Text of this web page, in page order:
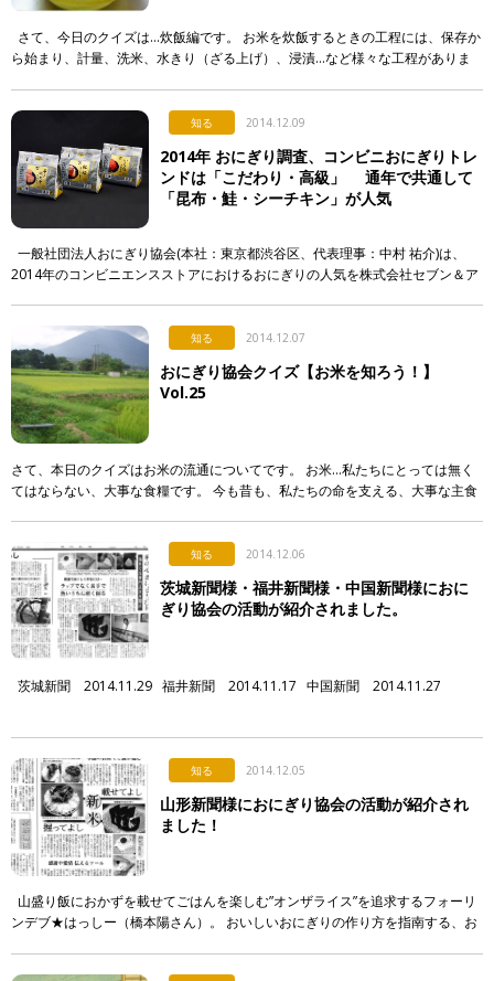
さて、今日のクイズは…炊飯編です。 お米を炊飯するときの工程には、保存か
ら始まり、計量、洗米、水きり（ざる上げ）、浸漬…など様々な工程がありま
知る 2014.12.09
2014年 おにぎり調査、コンビニおにぎりトレ
ンドは「こだわり・高級」 通年で共通して
「昆布・鮭・シーチキン」が人気
一般社団法人おにぎり協会(本社：東京都渋谷区、代表理事：中村 祐介)は、
2014年のコンビニエンスストアにおけるおにぎりの人気を株式会社セブン＆ア
知る 2014.12.07
おにぎり協会クイズ【お米を知ろう！】
Vol.25
さて、本日のクイズはお米の流通についてです。 お米…私たちにとっては無く
てはならない、大事な食糧です。 今も昔も、私たちの命を支える、大事な主食
知る 2014.12.06
茨城新聞様・福井新聞様・中国新聞様におに
ぎり協会の活動が紹介されました。
茨城新聞 2014.11.29 福井新聞 2014.11.17 中国新聞 2014.11.27
知る 2014.12.05
山形新聞様におにぎり協会の活動が紹介され
ました！
山盛り飯におかずを載せてごはんを楽しむ”オンザライス”を追求するフォーリ
ンデブ★はっしー（橋本陽さん）。 おいしいおにぎりの作り方を指南する、お